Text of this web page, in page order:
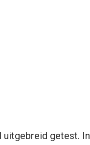
uitgebreid getest. In